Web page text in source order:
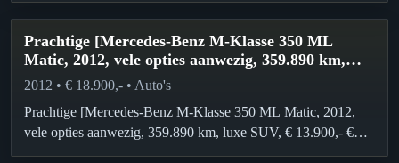
Prachtige [Mercedes-Benz M-Klasse 350 ML
Matic, 2012, vele opties aanwezig, 359.890 km,
luxe SUV, € 13.900,- € 18.900,-
2012 • € 18.900,- • Auto's
Prachtige [Mercedes-Benz M-Klasse 350 ML Matic, 2012,
vele opties aanwezig, 359.890 km, luxe SUV, € 13.900,- €
18.900,- www.janitasclassiccars.nl Tel.…